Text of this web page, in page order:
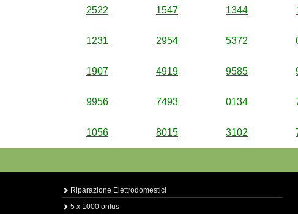
2522 1547 1344
1231 2954 5372
1907 4919 9585
9956 7493 0134
1056 8015 3102
Riparazione Elettrodomestici
5 x 1000 onlus